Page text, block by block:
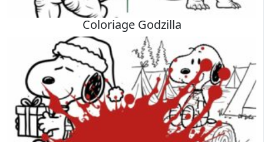
Coloriage Godzilla